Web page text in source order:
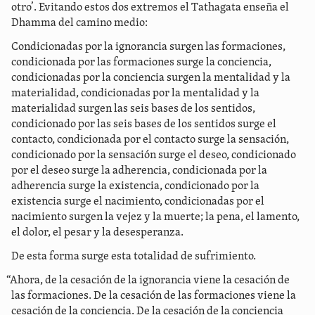
otro’. Evitando estos dos extremos el Tathagata enseña el
Dhamma del camino medio:
Condicionadas por la ignorancia surgen las formaciones,
condicionada por las formaciones surge la conciencia,
condicionadas por la conciencia surgen la mentalidad y la
materialidad, condicionadas por la mentalidad y la
materialidad surgen las seis bases de los sentidos,
condicionado por las seis bases de los sentidos surge el
contacto, condicionada por el contacto surge la sensación,
condicionado por la sensación surge el deseo, condicionado
por el deseo surge la adherencia, condicionada por la
adherencia surge la existencia, condicionado por la
existencia surge el nacimiento, condicionadas por el
nacimiento surgen la vejez y la muerte; la pena, el lamento,
el dolor, el pesar y la desesperanza.
De esta forma surge esta totalidad de sufrimiento.
“Ahora, de la cesación de la ignorancia viene la cesación de
las formaciones. De la cesación de las formaciones viene la
cesación de la conciencia. De la cesación de la conciencia